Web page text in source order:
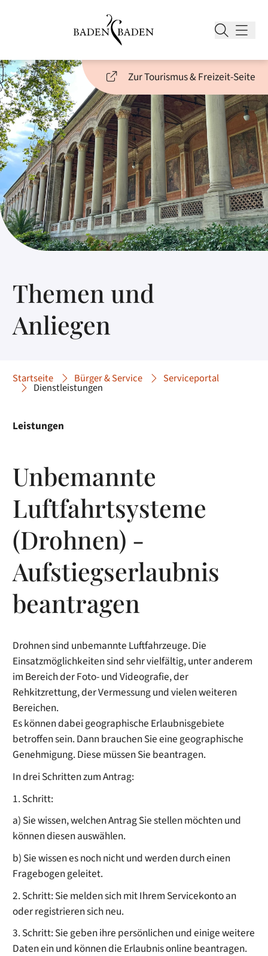
Zur Tourismus & Freizeit-Seite
Themen und
Anliegen
Startseite Bürger & Service Serviceportal
Dienstleistungen
Leistungen
Unbemannte
Luftfahrtsysteme
(Drohnen) -
Aufstiegserlaubnis
beantragen
Drohnen sind unbemannte Luftfahrzeuge. Die
Einsatzmöglichkeiten sind sehr vielfältig, unter anderem
im Bereich der Foto- und Videografie, der
Rehkitzrettung, der Vermessung und vielen weiteren
Bereichen.
Es können dabei geographische Erlaubnisgebiete
betroffen sein. Dann brauchen Sie eine geographische
Genehmigung. Diese müssen Sie beantragen.
In drei Schritten zum Antrag:
1. Schritt:
a) Sie wissen, welchen Antrag Sie stellen möchten und
können diesen auswählen.
b) Sie wissen es noch nicht und werden durch einen
Fragebogen geleitet.
2. Schritt: Sie melden sich mit Ihrem Servicekonto an
oder registrieren sich neu.
3. Schritt: Sie geben ihre persönlichen und einige weitere
Daten ein und können die Erlaubnis online beantragen.